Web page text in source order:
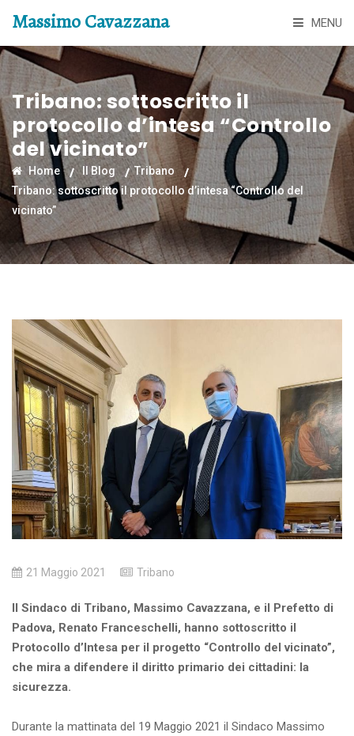
Massimo Cavazzana MENU
Tribano: sottoscritto il
protocollo d’intesa “Controllo
del vicinato”
Home Il Blog
Tribano
Tribano: sottoscritto il protocollo d’intesa “Controllo del
vicinato”
21 Maggio 2021 Tribano
Il Sindaco di Tribano, Massimo Cavazzana, e il Prefetto di
Padova, Renato Franceschelli, hanno sottoscritto il
Protocollo d’Intesa per il progetto “Controllo del vicinato”,
che mira a difendere il diritto primario dei cittadini: la
sicurezza.
Durante la mattinata del 19 Maggio 2021 il Sindaco Massimo